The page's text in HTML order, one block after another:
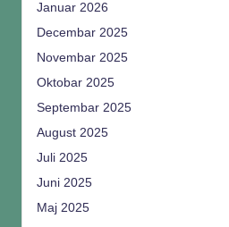
Januar 2026
Decembar 2025
Novembar 2025
Oktobar 2025
Septembar 2025
August 2025
Juli 2025
Juni 2025
Maj 2025